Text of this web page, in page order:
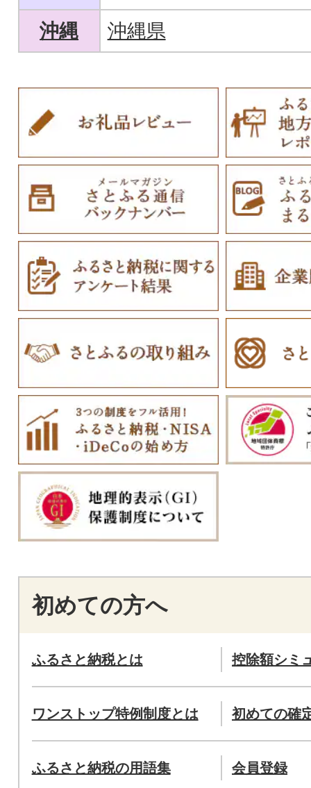
沖縄
沖縄県
初めての方へ
ふるさと納税とは 控除額シミ
ワンストップ特例制度とは 初めての確
ふるさと納税の用語集 会員登録